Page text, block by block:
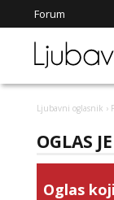
Forum
Ljubavni oglasnik ›
OGLAS
Oglas